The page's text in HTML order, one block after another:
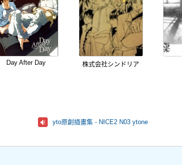
Day After Day 株式会社シンドリア
yto原創插畫集 - NICE2 N03 ytone